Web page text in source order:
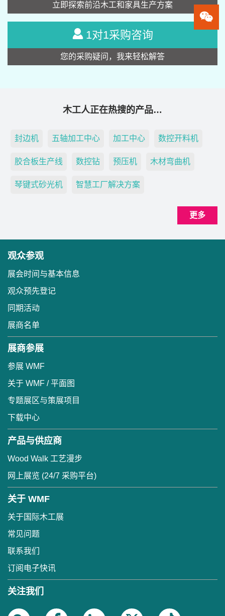
立即探索前沿木工和家具生产方案
1对1采购咨询
您的采购疑问，我来轻松解答
木工人正在热搜的产品…
封边机 五轴加工中心 加工中心 数控开料机
胶合板生产线 数控钻 预压机 木材弯曲机
琴键式砂光机 智慧工厂解决方案
更多
观众参观
展会时间与基本信息
观众预先登记
同期活动
展商名单
展商参展
参展 WMF
关于 WMF / 平面图
专题展区与策展项目
下载中心
产品与供应商
Wood Walk 工艺漫步
网上展览 (24/7 采购平台)
关于 WMF
关于国际木工展
常见问题
联系我们
订阅电子快讯
关注我们